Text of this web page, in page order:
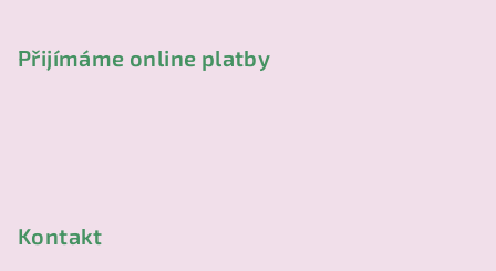
Přijímáme online platby
Kontakt